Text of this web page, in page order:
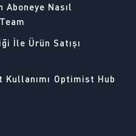
Aboneye Nasıl
İle Ürün Satışı
Kullanımı Optimist Hub